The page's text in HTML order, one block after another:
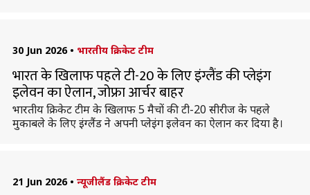
30 Jun 2026 • भारतीय क्रिकेट टीम
भारत के खिलाफ पहले टी-20 के लिए इंग्लैंड की प्लेइंग
इलेवन का ऐलान, जोफ्रा आर्चर बाहर
भारतीय क्रिकेट टीम के खिलाफ 5 मैचों की टी-20 सीरीज के पहले
मुकाबले के लिए इंग्लैंड ने अपनी प्लेइंग इलेवन का ऐलान कर दिया है।
21 Jun 2026 • न्यूजीलैंड क्रिकेट टीम